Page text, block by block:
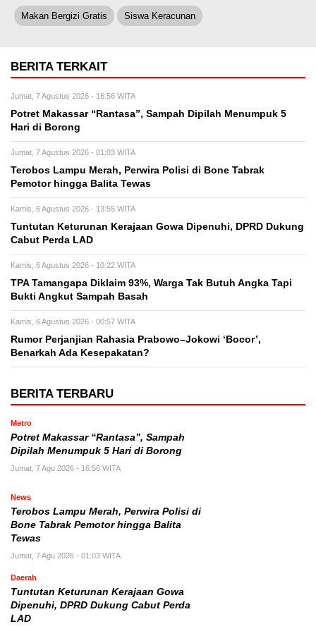
Makan Bergizi Gratis Siswa Keracunan
BERITA TERKAIT
Jumat, 7 Agustus 2026 - 16:56 WITA
Potret Makassar “Rantasa”, Sampah Dipilah Menumpuk 5
Hari di Borong
Jumat, 7 Agustus 2026 - 01:03 WITA
Terobos Lampu Merah, Perwira Polisi di Bone Tabrak
Pemotor hingga Balita Tewas
Kamis, 6 Agustus 2026 - 13:55 WITA
Tuntutan Keturunan Kerajaan Gowa Dipenuhi, DPRD Dukung
Cabut Perda LAD
Kamis, 6 Agustus 2026 - 10:22 WITA
TPA Tamangapa Diklaim 93%, Warga Tak Butuh Angka Tapi
Bukti Angkut Sampah Basah
Kamis, 6 Agustus 2026 - 00:57 WITA
Rumor Perjanjian Rahasia Prabowo–Jokowi ‘Bocor’,
Benarkah Ada Kesepakatan?
BERITA TERBARU
Metro
Potret Makassar “Rantasa”, Sampah
Dipilah Menumpuk 5 Hari di Borong
Jumat, 7 Agu 2026 - 16:56 WITA
News
Terobos Lampu Merah, Perwira Polisi di
Bone Tabrak Pemotor hingga Balita
Tewas
Jumat, 7 Agu 2026 - 01:03 WITA
Daerah
Tuntutan Keturunan Kerajaan Gowa
Dipenuhi, DPRD Dukung Cabut Perda
LAD